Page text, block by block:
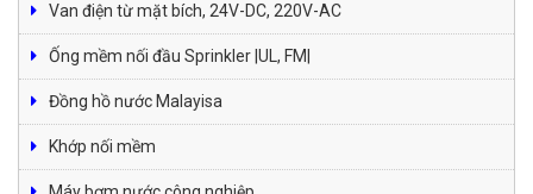
Van điện từ mặt bích, 24V-DC, 220V-AC
Ống mềm nối đầu Sprinkler |UL, FM|
Đồng hồ nước Malayisa
Khớp nối mềm